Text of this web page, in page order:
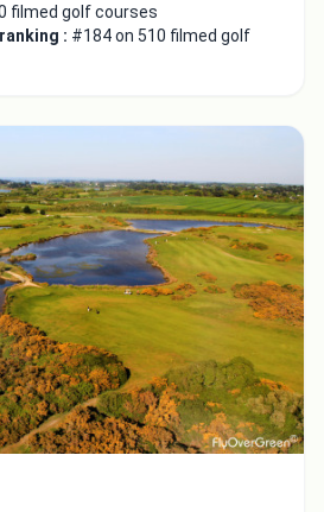
filmed golf courses
: #184 on 510 filmed golf